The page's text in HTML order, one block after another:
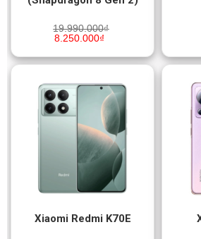
19.990.000₫
8.250.000₫
Xiaomi Redmi K70E